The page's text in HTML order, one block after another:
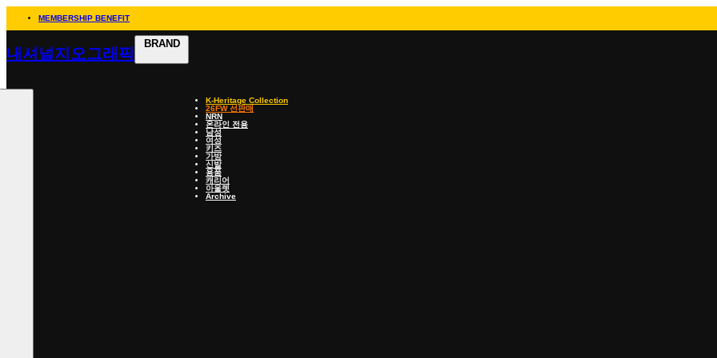
MEMBERSHIP BENEFIT
내셔널지오그래픽
BRAND
K-Heritage Collection
26FW 선판매
NRN
온라인 전용
남성
여성
키즈
가방
신발
용품
캐리어
아울렛
Archive